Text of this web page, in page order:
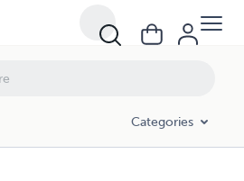
Categories
nach Spiritualität und Transzendenz